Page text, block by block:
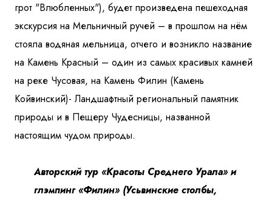
грот "Влюбленных"), будет произведена пешеходная
экскурсия на Мельничный ручей – в прошлом на нём
стояла водяная мельница, отчего и возникло название
на Камень Красный – один из самых красивых камней
на реке Чусовая, на Камень Филин (Камень
Койвинский)- Ландшафтный региональный памятник
природы и в Пещеру Чудесницы, названной
настоящим чудом природы.
Авторский тур «Красоты Среднего Урала» и
глэмпинг «Филин» (Усьвинские столбы,